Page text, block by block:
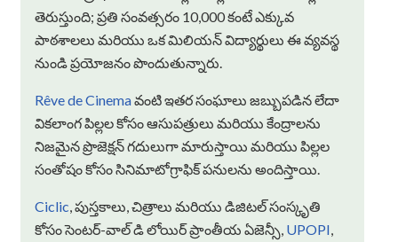
తెరుస్తుంది; ప్రతి సంవత్సరం 10,000 కంటే ఎక్కువ
పాఠశాలలు మరియు ఒక మిలియన్ విద్యార్థులు ఈ వ్యవస్థ
నుండి ప్రయోజనం పొందుతున్నారు.
Rêve de Cinemaవంటి ఇతర సంఘాలు జబ్బుపడిన లేదా
వికలాంగ పిల్లల కోసం ఆసుపత్రులు మరియు కేంద్రాలను
నిజమైన ప్రొజెక్షన్ గదులుగా మారుస్తాయి మరియు పిల్లల
సంతోషం కోసం సినిమాటోగ్రాఫిక్ పనులను అందిస్తాయి.
Ciclic , పుస్తకాలు, చిత్రాలు మరియు డిజిటల్ సంస్కృతి
కోసం సెంటర్-వాల్ డి లోయిర్ ప్రాంతీయ ఏజెన్సీ, UPOPI